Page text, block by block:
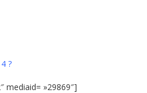
?
mediaid= »29869″]